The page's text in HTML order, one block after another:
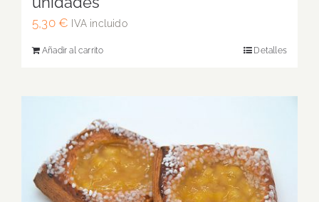
5,30 € IVA incluido
Añadir al carrito Detalles